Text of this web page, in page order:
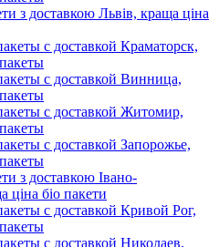
з доставкою Львів, краща ціна
с доставкой Краматорск,
с доставкой Винница,
с доставкой Житомир,
с доставкой Запорожье,
з доставкою Івано-
ціна біо пакети
с доставкой Кривой Рог,
с доставкой Николаев,